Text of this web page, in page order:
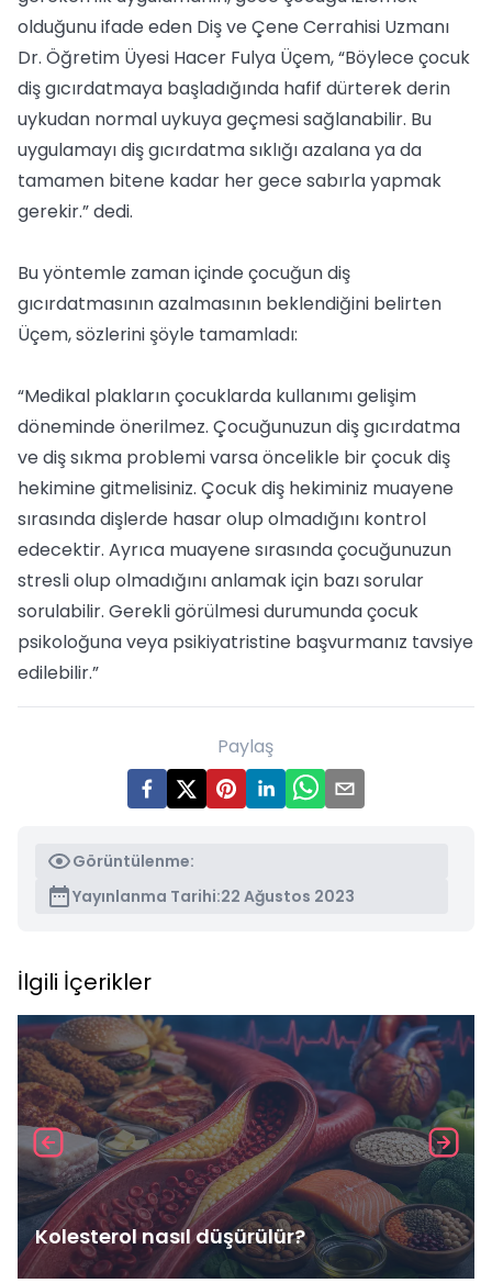
olduğunu ifade eden Diş ve Çene Cerrahisi Uzmanı
Dr. Öğretim Üyesi Hacer Fulya Üçem, “Böylece çocuk
diş gıcırdatmaya başladığında hafif dürterek derin
uykudan normal uykuya geçmesi sağlanabilir. Bu
uygulamayı diş gıcırdatma sıklığı azalana ya da
tamamen bitene kadar her gece sabırla yapmak
gerekir.” dedi.
Bu yöntemle zaman içinde çocuğun diş
gıcırdatmasının azalmasının beklendiğini belirten
Üçem, sözlerini şöyle tamamladı:
“Medikal plakların çocuklarda kullanımı gelişim
döneminde önerilmez. Çocuğunuzun diş gıcırdatma
ve diş sıkma problemi varsa öncelikle bir çocuk diş
hekimine gitmelisiniz. Çocuk diş hekiminiz muayene
sırasında dişlerde hasar olup olmadığını kontrol
edecektir. Ayrıca muayene sırasında çocuğunuzun
stresli olup olmadığını anlamak için bazı sorular
sorulabilir. Gerekli görülmesi durumunda çocuk
psikoloğuna veya psikiyatristine başvurmanız tavsiye
edilebilir.”
Paylaş
Görüntülenme:
Yayınlanma Tarihi:22 Ağustos 2023
İlgili İçerikler
Kolesterol nasıl düşürülür?